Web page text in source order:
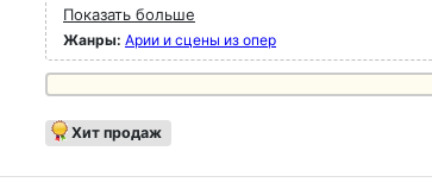
Показать больше
Жанры: Арии и сцены из опер
Хит продаж